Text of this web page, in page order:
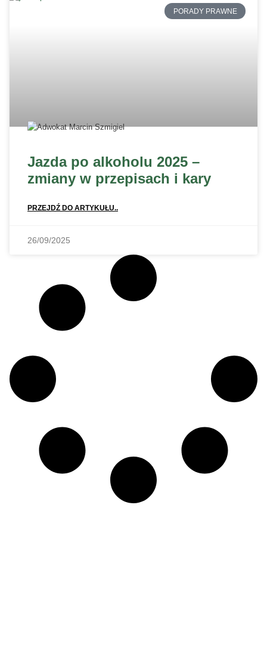
PORADY PRAWNE
Jazda po alkoholu 2025 –
zmiany w przepisach i kary
PRZEJDŹ DO ARTYKUŁU..
26/09/2025